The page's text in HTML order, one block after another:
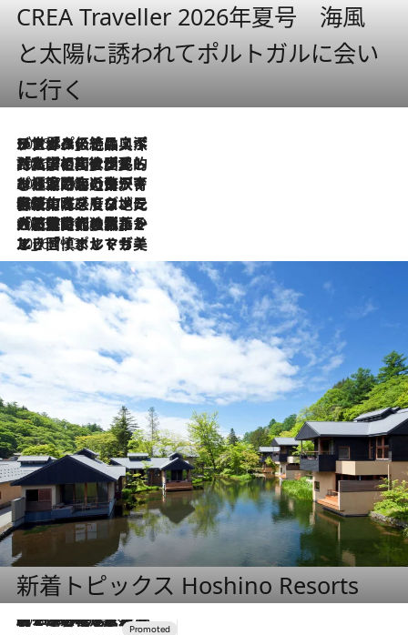
CREA Traveller 2026年夏号 海風
と太陽に誘われてポルトガルに会い
に行く
2026.8.8
リスボンの絶品スイーツ「パステル・デ・ナタ」とは？ポルトガル伝統の奥深い世界へ
2026.7.27
「私の祖国はポルトガル語です」国民的詩人フェルナンド・ペソアと、彼が愛した文学の街を歩く
2026.7.26
ポルトガル近海が育む極上の海の幸。キリリと冷えた白ワインと愉しむ、シーフード専門店の贅沢
2026.7.22
伝統の味をモダンに昇華。高感度な地元客が集う、リスボンの最旬ガストロノミー
2026.7.21
大航海時代の栄華から、震災、独裁、そして革命へ。ポルトガル・首都リスボンの石畳に刻まれた「歴史の光と影」
2026.7.13
エッセイ・ヤマザキマリ「慎ましくも美しき国 ポルトガル」
新着トピックス Hoshino Resorts
2026.8.7
【トンボの足水浴】ヒノキの香りに包まれて涼感マックス！約13℃の湧水かけ流しを避暑地「星野温泉 トンボの湯」で体験